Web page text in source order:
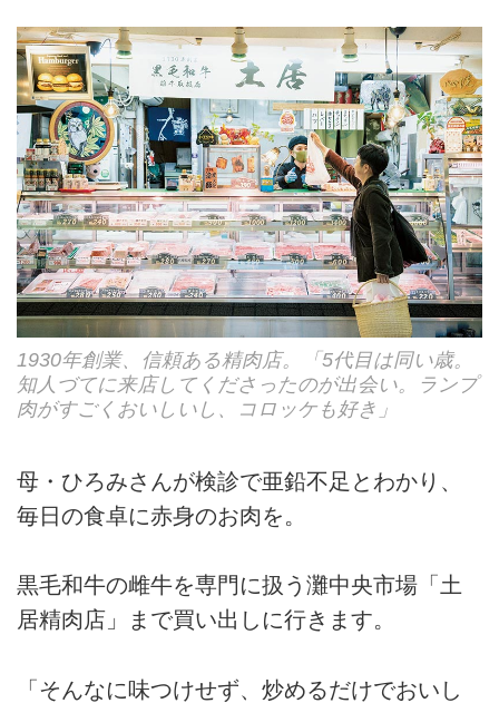
1930年創業、信頼ある精肉店。「5代目は同い歳。
知人づてに来店してくださったのが出会い。ランプ
肉がすごくおいしいし、コロッケも好き」
母・ひろみさんが検診で亜鉛不足とわかり、
毎日の食卓に赤身のお肉を。
黒毛和牛の雌牛を専門に扱う灘中央市場「土
居精肉店」まで買い出しに行きます。
「そんなに味つけせず、炒めるだけでおいし